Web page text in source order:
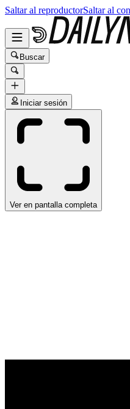
Saltar al reproductorSaltar al
Buscar
Iniciar sesión
Ver en pantalla completa